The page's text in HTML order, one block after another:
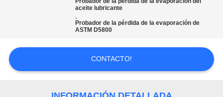
CITA
MAPA
aceite lubricante
,
Probador de la pérdida de la evaporación de
ASTM D5800
CONTACTO!